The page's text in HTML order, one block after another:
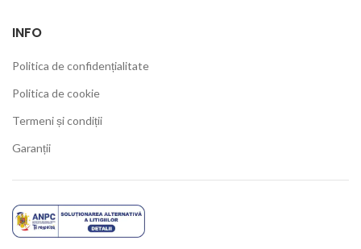
INFO
Politica de confidențialitate
Politica de cookie
Termeni și condiții
Garanții